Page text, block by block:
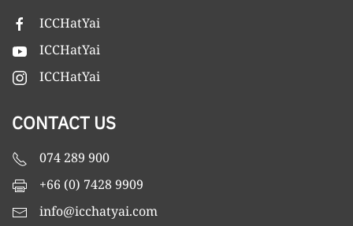
ICCHatYai
ICCHatYai
ICCHatYai
CONTACT US
074 289 900
+66 (0) 7428 9909
info@icchatyai.com